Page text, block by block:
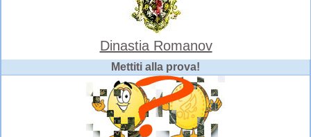
Dinastia Romanov
Mettiti alla prova!